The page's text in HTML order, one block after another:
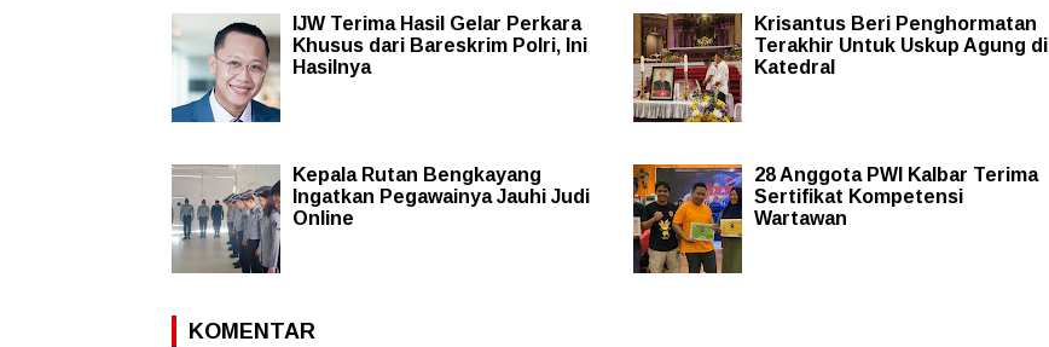
IJW Terima Hasil Gelar Perkara
Khusus dari Bareskrim Polri, Ini
Hasilnya
Krisantus Beri Penghormatan
Terakhir Untuk Uskup Agung di
Katedral
Kepala Rutan Bengkayang
Ingatkan Pegawainya Jauhi Judi
Online
28 Anggota PWI Kalbar Terima
Sertifikat Kompetensi
Wartawan
KOMENTAR